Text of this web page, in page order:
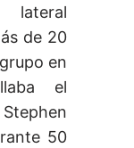
lateral
de 20
en
el
50